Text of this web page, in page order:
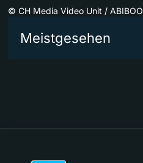
© CH Media Video Unit / ABIBOO
Meistgesehen